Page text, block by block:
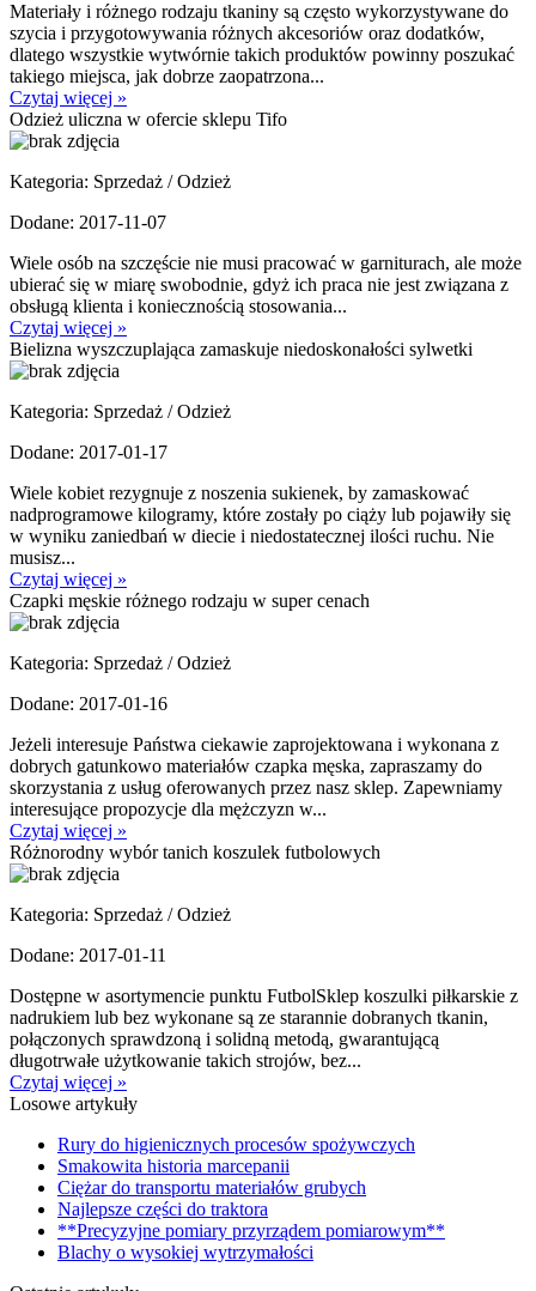
Materiały i różnego rodzaju tkaniny są często wykorzystywane do
szycia i przygotowywania różnych akcesoriów oraz dodatków,
dlatego wszystkie wytwórnie takich produktów powinny poszukać
takiego miejsca, jak dobrze zaopatrzona...
Czytaj więcej »
Odzież uliczna w ofercie sklepu Tifo
Kategoria: Sprzedaż / Odzież
Dodane: 2017-11-07
Wiele osób na szczęście nie musi pracować w garniturach, ale może
ubierać się w miarę swobodnie, gdyż ich praca nie jest związana z
obsługą klienta i koniecznością stosowania...
Czytaj więcej »
Bielizna wyszczuplająca zamaskuje niedoskonałości sylwetki
Kategoria: Sprzedaż / Odzież
Dodane: 2017-01-17
Wiele kobiet rezygnuje z noszenia sukienek, by zamaskować
nadprogramowe kilogramy, które zostały po ciąży lub pojawiły się
w wyniku zaniedbań w diecie i niedostatecznej ilości ruchu. Nie
musisz...
Czytaj więcej »
Czapki męskie różnego rodzaju w super cenach
Kategoria: Sprzedaż / Odzież
Dodane: 2017-01-16
Jeżeli interesuje Państwa ciekawie zaprojektowana i wykonana z
dobrych gatunkowo materiałów czapka męska, zapraszamy do
skorzystania z usług oferowanych przez nasz sklep. Zapewniamy
interesujące propozycje dla mężczyzn w...
Czytaj więcej »
Różnorodny wybór tanich koszulek futbolowych
Kategoria: Sprzedaż / Odzież
Dodane: 2017-01-11
Dostępne w asortymencie punktu FutbolSklep koszulki piłkarskie z
nadrukiem lub bez wykonane są ze starannie dobranych tkanin,
połączonych sprawdzoną i solidną metodą, gwarantującą
długotrwałe użytkowanie takich strojów, bez...
Czytaj więcej »
Losowe artykuły
Rury do higienicznych procesów spożywczych
Smakowita historia marcepanii
Ciężar do transportu materiałów grubych
Najlepsze części do traktora
**Precyzyjne pomiary przyrządem pomiarowym**
Blachy o wysokiej wytrzymałości